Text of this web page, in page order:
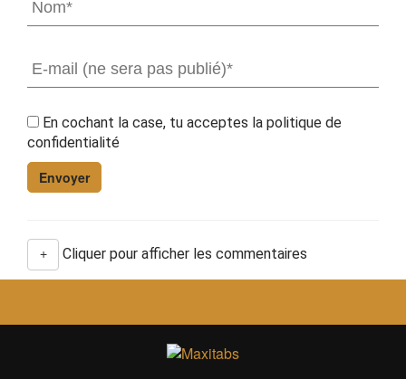
En cochant la case, tu acceptes la politique de
confidentialité
+ Cliquer pour afficher les commentaires